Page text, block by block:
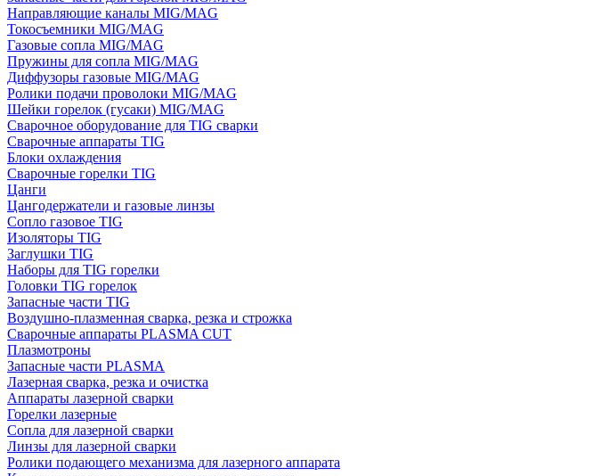
Направляющие каналы MIG/MAG
Токосъемники MIG/MAG
Газовые сопла MIG/MAG
Пружины для сопла MIG/MAG
Диффузоры газовые MIG/MAG
Ролики подачи проволоки MIG/MAG
Шейки горелок (гусаки) MIG/MAG
Сварочное оборудование для TIG сварки
Сварочные аппараты TIG
Блоки охлаждения
Сварочные горелки TIG
Цанги
Цангодержатели и газовые линзы
Сопло газовое TIG
Изоляторы TIG
Заглушки TIG
Наборы для TIG горелки
Головки TIG горелок
Запасные части TIG
Воздушно-плазменная сварка, резка и строжка
Сварочные аппараты PLASMA CUT
Плазмотроны
Запасные части PLASMA
Лазерная сварка, резка и очистка
Аппараты лазерной сварки
Горелки лазерные
Сопла для лазерной сварки
Линзы для лазерной сварки
Ролики подающего механизма для лазерного аппарата